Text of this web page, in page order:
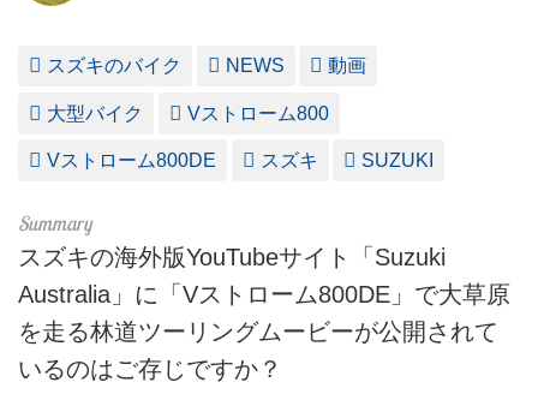
スズキのバイク NEWS 動画
大型バイク Vストローム800
Vストローム800DE スズキ SUZUKI
スズキの海外版YouTubeサイト「Suzuki
Australia」に「Vストローム800DE」で大草原
を走る林道ツーリングムービーが公開されて
いるのはご存じですか？